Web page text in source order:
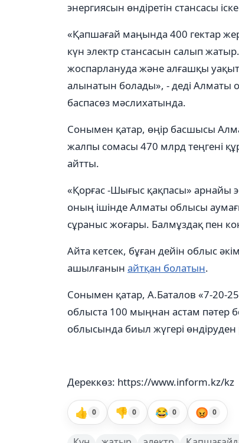
энергиясын өндіретін стансасы
«Қапшағай маңында 400 гектар
күн электр стансасын салып
жоспарлануда және алғашқы
алынатын болады», - деді Алматы
баспасөз мәслихатында.
Сонымен қатар, өңір басшысы
жалпы сомасы 470 млрд теңгені
айтты.
«Қорғас -Шығыс қақпасы» арнайы
оның ішінде Алматы облысы
сұраныс жоғары. Балмұздақ пен
Айта кетсек, бұған дейін облыс
ашылғанын айтқан болатын.
Сонымен қатар, А.Баталов «7-20-
облыста 100 мыңнан астам пәтер
облысында биыл жүгері
Дереккөз: https://www.inform.kz/kz
👍 0 👎 0 😂 0 😡 0